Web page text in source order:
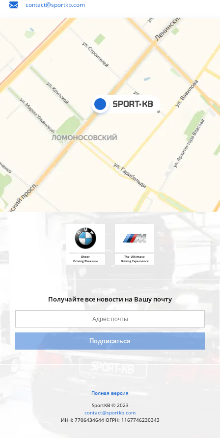
contact@sportkb.com
Sheer
Driving Pleasure
The Ultimate
Driving Experience
Получайте все новости на Вашу почту
Полная версия
SportKB © 2023
contact@sportkb.com
ИНН: 7706434644 ОГРН: 1167746230343